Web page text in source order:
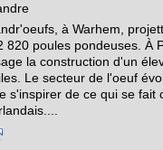
à Warhem,
820 poules pondeuses. À
la construction d'un
Le secteur de l'oeuf
s'inspirer de ce qui se fait